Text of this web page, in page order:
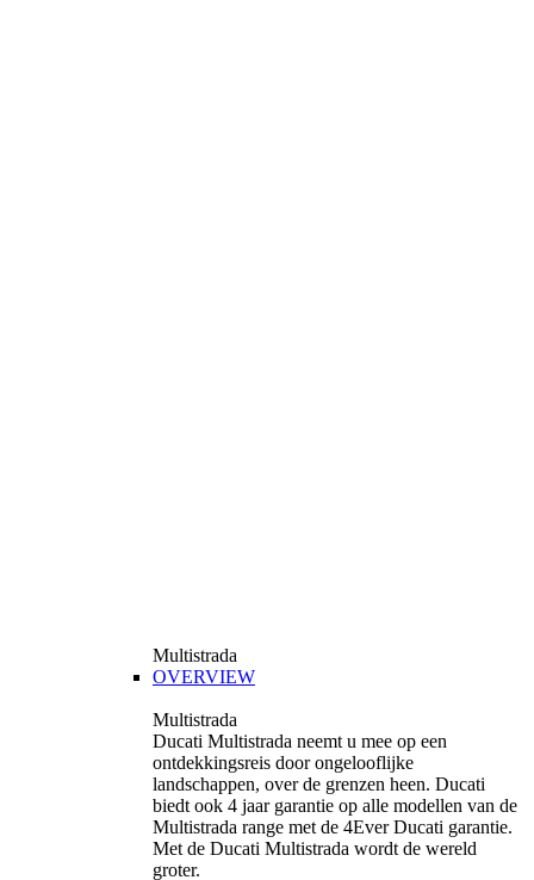
Multistrada
OVERVIEW
Multistrada
Ducati Multistrada neemt u mee op een
ontdekkingsreis door ongelooflijke
landschappen, over de grenzen heen. Ducati
biedt ook 4 jaar garantie op alle modellen van de
Multistrada range met de 4Ever Ducati garantie.
Met de Ducati Multistrada wordt de wereld
groter.